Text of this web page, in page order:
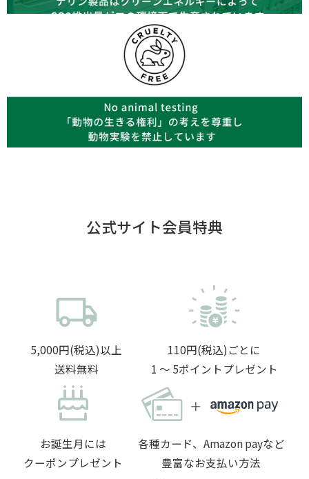
公式サイト会員特典
5,000円(税込)以上
送料無料
110円(税込)ごとに
1 〜 5ポイントプレゼント
お誕生月には
クーポンプレゼント
各種カード、Amazon payなど
豊富なお支払い方法